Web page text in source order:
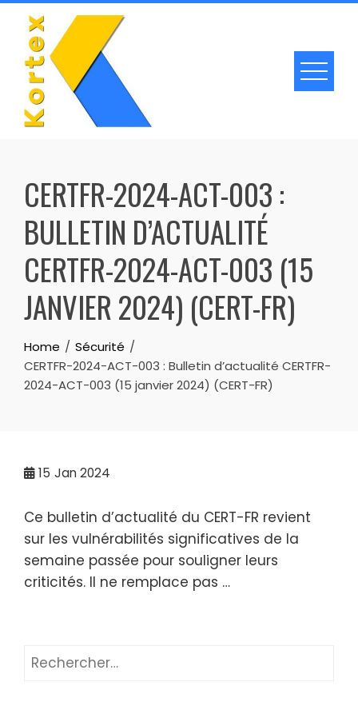
Skip
content
CERTFR-2024-ACT-003 :
BULLETIN D’ACTUALITÉ
CERTFR-2024-ACT-003 (15
JANVIER 2024) (CERT-FR)
Home
Sécurité
CERTFR-2024-ACT-003 : Bulletin d’actualité CERTFR-
2024-ACT-003 (15 janvier 2024) (CERT-FR)
15 Jan 2024
Ce bulletin d’actualité du CERT-FR revient
sur les vulnérabilités significatives de la
semaine passée pour souligner leurs
criticités. Il ne remplace pas …
Rechercher :